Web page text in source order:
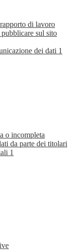
di lavoro
sul sito
dei dati 1
o incompleta
da parte dei titolari
1